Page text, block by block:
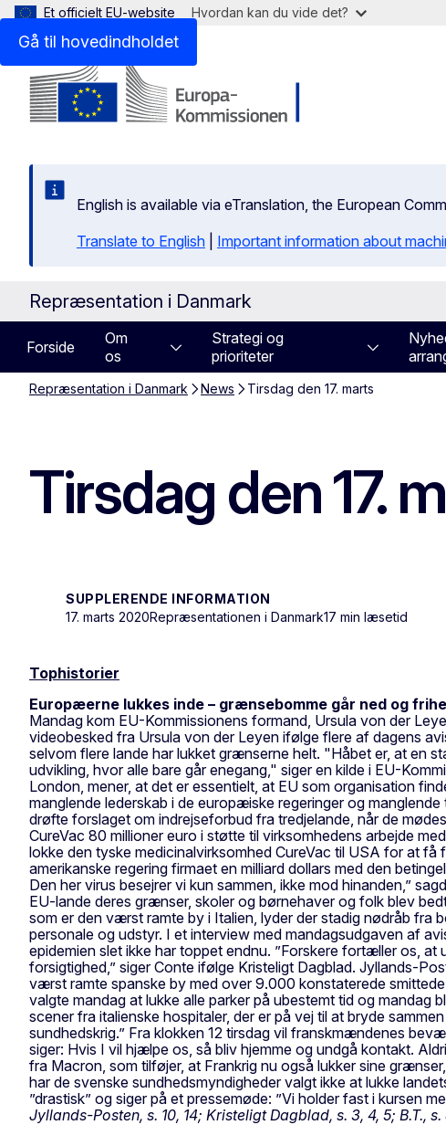
Gå til hovedindholdet
Et officielt EU-website Hvordan kan du vide det?
English is available via eTranslation, the European
Translate to English
Important information about
Repræsentation i Danmark
Forside
Om
os
Strategi og
prioriteter
Repræsentation i Danmark News Tirsdag den 17. marts
Tirsdag den 17.
SUPPLERENDE INFORMATION
17. marts 2020Repræsentationen i Danmark17 min læsetid
Tophistorier
Europæerne lukkes inde – grænsebomme går ned og
Mandag kom EU-Kommissionens formand, Ursula von der
videobesked fra Ursula von der Leyen ifølge flere af dagens
selvom flere lande har lukket grænserne helt. "Håbet er, at en
udvikling, hvor alle bare går enegang," siger en kilde i EU-
London, mener, at det er essentielt, at EU som organisation
manglende lederskab i de europæiske regeringer og
drøfte forslaget om indrejseforbud fra tredjelande, når de
CureVac 80 millioner euro i støtte til virksomhedens arbejde
lokke den tyske medicinalvirksomhed CureVac til USA for at
amerikanske regering firmaet en milliard dollars med den
Den her virus besejrer vi kun sammen, ikke mod hinanden,”
EU-lande deres grænser, skoler og børnehaver og folk blev
som er den værst ramte by i Italien, lyder der stadig nødråb fra
personale og udstyr. I et interview med mandagsudgaven af
epidemien slet ikke har toppet endnu. ”Forskere fortæller os,
forsigtighed,” siger Conte ifølge Kristeligt Dagblad. Jyllands-
værst ramte spanske by med over 9.000 konstaterede
valgte mandag at lukke alle parker på ubestemt tid og
scener fra italienske hospitaler, der er på vej til at bryde
sundhedskrig.” Fra klokken 12 tirsdag vil franskmændenes
siger: Hvis I vil hjælpe os, så bliv hjemme og undgå kontakt.
fra Macron, som tilføjer, at Frankrig nu også lukker sine
har de svenske sundhedsmyndigheder valgt ikke at lukke
”drastisk” og siger på et pressemøde: ”Vi holder fast i kursen
Jyllands-Posten, s. 10, 14; Kristeligt Dagblad, s. 3, 4, 5; B.T.,